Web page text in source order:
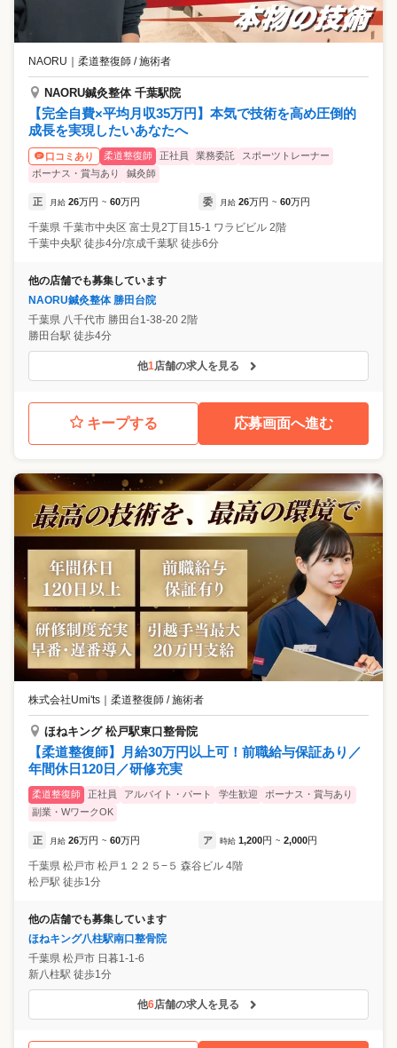
NAORU ｜ 柔道整復師 / 施術者
NAORU鍼灸整体 千葉駅院
【完全自費×平均月収35万円】本気で技術を高め圧倒的
成長を実現したいあなたへ
口コミあり 柔道整復師 正社員 業務委託
スポーツトレーナー
ボーナス・賞与あり
鍼灸師
正 月給 26万円 ~ 60万円 委 月給 26万円 ~ 60万円
千葉県 千葉市中央区 富士見2丁目15-1 ワラビビル 2階
千葉中央駅 徒歩4分/京成千葉駅 徒歩6分
他の店舗でも募集しています
NAORU鍼灸整体 勝田台院
千葉県 八千代市 勝田台1-38-20 2階
勝田台駅 徒歩4分
他1店舗の求人を見る
キープする 応募画面へ進む
株式会社Umi'ts ｜ 柔道整復師 / 施術者
ほねキング 松戸駅東口整骨院
【柔道整復師】月給30万円以上可！前職給与保証あり／
年間休日120日／研修充実
柔道整復師 正社員 アルバイト・パート 学生歓迎
ボーナス・賞与あり
副業・WワークOK
正 月給 26万円 ~ 60万円 ア 時給 1,200円 ~ 2,000円
千葉県 松戸市 松戸１２２５−５ 森谷ビル 4階
松戸駅 徒歩1分
他の店舗でも募集しています
ほねキング八柱駅南口整骨院
千葉県 松戸市 日暮1-1-6
新八柱駅 徒歩1分
他6店舗の求人を見る